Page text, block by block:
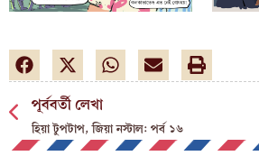
পূর্ববর্তী লেখা
হিয়া টুপটাপ, জিয়া নস্টাল: পর্ব ১৬